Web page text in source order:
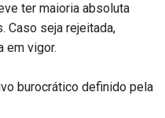
ter maioria absoluta
Caso seja rejeitada,
em vigor.
burocrático definido pela